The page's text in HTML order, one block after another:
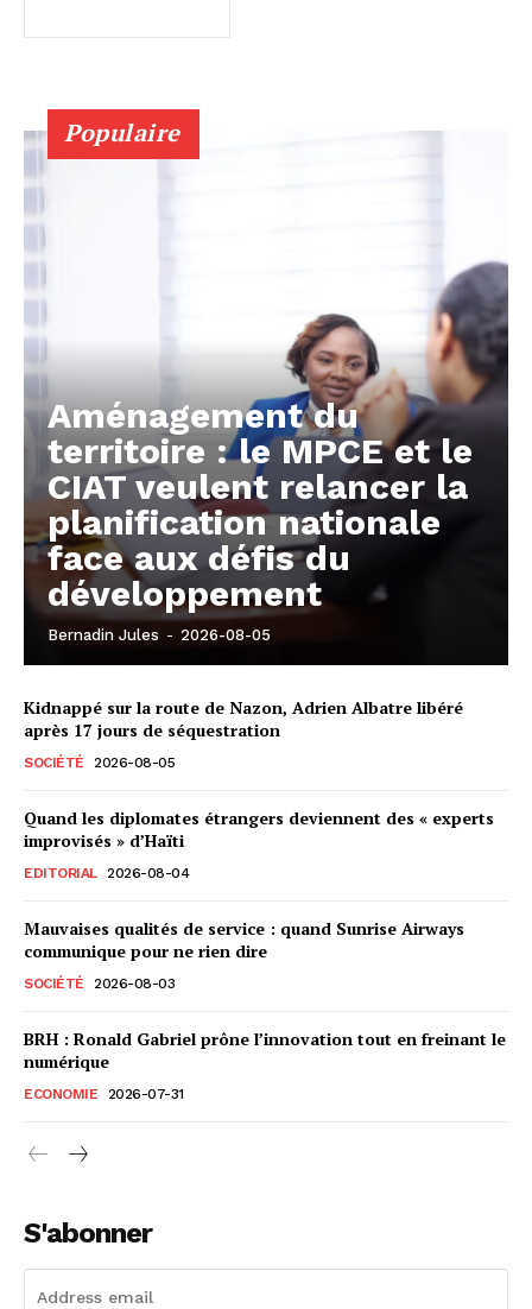
Populaire
Aménagement du
territoire : le MPCE et le
CIAT veulent relancer la
planification nationale
face aux défis du
développement
Bernadin Jules - 2026-08-05
Kidnappé sur la route de Nazon, Adrien Albatre libéré
après 17 jours de séquestration
SOCIÉTÉ 2026-08-05
Quand les diplomates étrangers deviennent des « experts
improvisés » d’Haïti
EDITORIAL 2026-08-04
Mauvaises qualités de service : quand Sunrise Airways
communique pour ne rien dire
SOCIÉTÉ 2026-08-03
BRH : Ronald Gabriel prône l’innovation tout en freinant le
numérique
ECONOMIE 2026-07-31
S'abonner